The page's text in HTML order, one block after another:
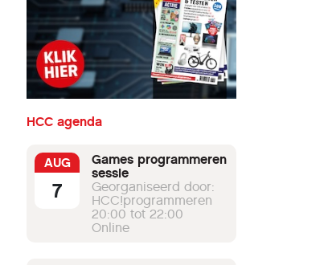
HCC agenda
AUG
7
Games programmeren
sessie
Georganiseerd door:
HCC!programmeren
20:00 tot 22:00
Online